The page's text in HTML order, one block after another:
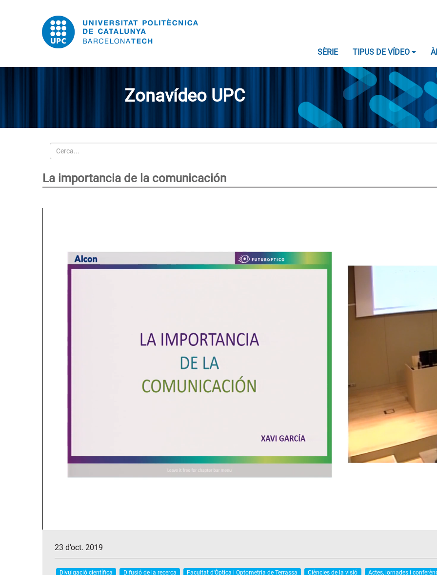
SÈRIE TIPUS DE VÍDEO
Zonavídeo UPC
Cerca
La importancia de la comunicación
23 d’oct. 2019
Divulgació científica Difusió de la recerca Facultat d'Òptica i Optometria de Terrassa Ciències de la visió Actes, jornades i